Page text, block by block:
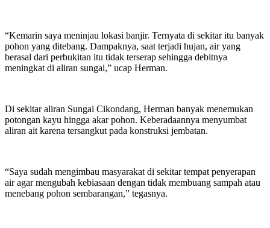
“Kemarin saya meninjau lokasi banjir. Ternyata di sekitar itu banyak
pohon yang ditebang. Dampaknya, saat terjadi hujan, air yang
berasal dari perbukitan itu tidak terserap sehingga debitnya
meningkat di aliran sungai,” ucap Herman.
Di sekitar aliran Sungai Cikondang, Herman banyak menemukan
potongan kayu hingga akar pohon. Keberadaannya menyumbat
aliran ait karena tersangkut pada konstruksi jembatan.
“Saya sudah mengimbau masyarakat di sekitar tempat penyerapan
air agar mengubah kebiasaan dengan tidak membuang sampah atau
menebang pohon sembarangan,” tegasnya.